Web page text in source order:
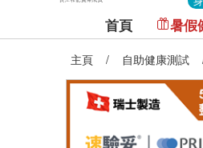
首頁 暑假
主頁 / 自助健康測試